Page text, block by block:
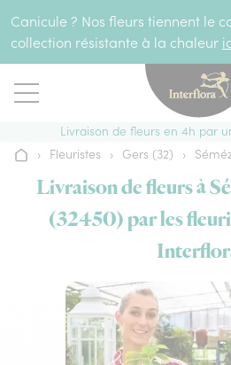
Canicule ? Nos fleurs tiennent le
collection résistante à la chaleur
Livraison de fleurs en 4h par
Accueil
› Fleuristes › Gers (32) ›
Livraison de fleurs à
(32450) par les